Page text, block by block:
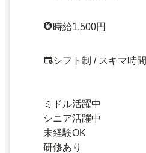
時給1,500円
シフト制 / スキマ時
ミドル活躍中
シニア活躍中
未経験OK
研修あり